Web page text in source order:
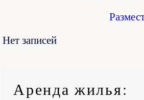
Аренда жилья:
Нет записей